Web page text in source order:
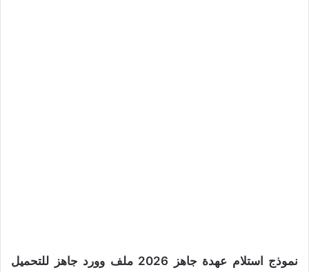
نموذج استلام عهدة جاهز 2026 ملف وورد جاهز للتحميل